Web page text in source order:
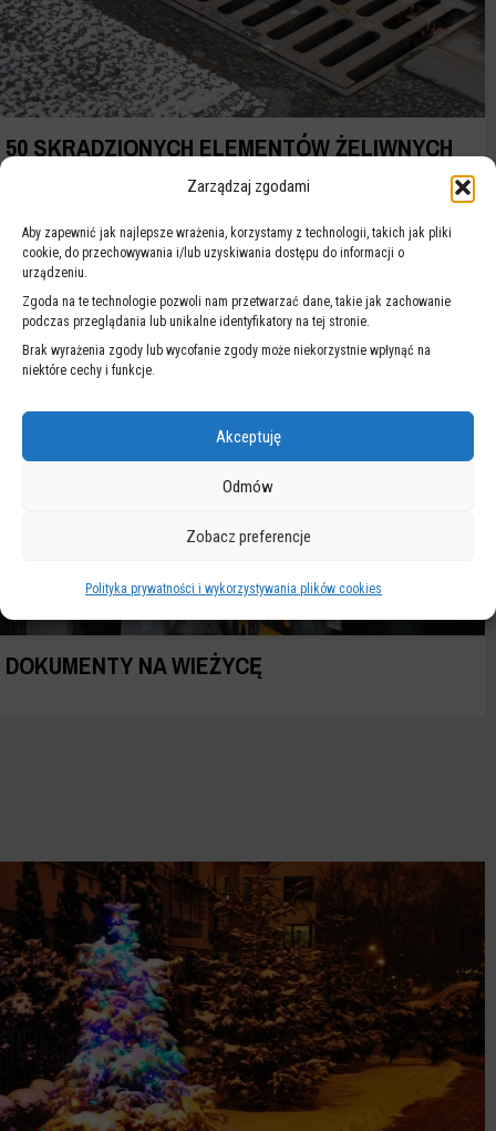
Zarządzaj zgodami
Aby zapewnić jak najlepsze wrażenia, korzystamy z technologii, takich jak pliki
cookie, do przechowywania i/lub uzyskiwania dostępu do informacji o
urządzeniu.
Zgoda na te technologie pozwoli nam przetwarzać dane, takie jak zachowanie
podczas przeglądania lub unikalne identyfikatory na tej stronie.
Brak wyrażenia zgody lub wycofanie zgody może niekorzystnie wpłynąć na
niektóre cechy i funkcje.
Akceptuję
Odmów
Zobacz preferencje
Polityka prywatności i wykorzystywania plików cookies
50 SKRADZIONYCH ELEMENTÓW ŻELIWNYCH
DOKUMENTY NA WIEŻYCĘ